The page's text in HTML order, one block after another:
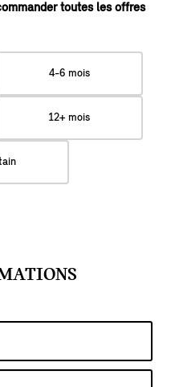
toutes les offres
4-6 mois
12+ mois